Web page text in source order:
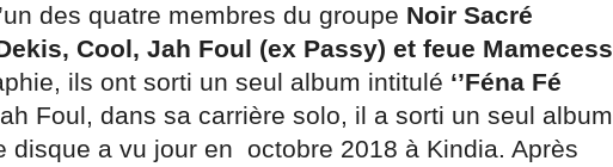
des quatre membres du groupe Noir Sacré
Cool, Jah Foul (ex Passy) et feue Mamecess
ils ont sorti un seul album intitulé ‘’Féna Fé
Foul, dans sa carrière solo, il a sorti un seul album
disque a vu jour en octobre 2018 à Kindia. Après